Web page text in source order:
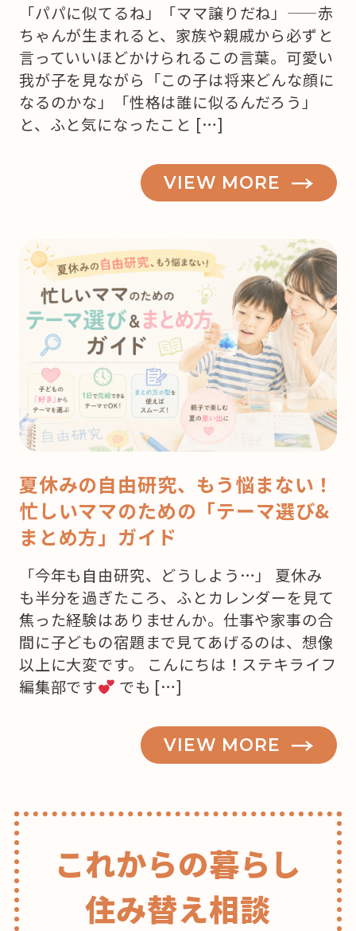
「パパに似てるね」「ママ譲りだね」——赤
ちゃんが生まれると、家族や親戚から必ずと
言っていいほどかけられるこの言葉。可愛い
我が子を見ながら「この子は将来どんな顔に
なるのかな」「性格は誰に似るんだろう」
と、ふと気になったこと […]
VIEW MORE
夏休みの自由研究、もう悩まない！
忙しいママのための「テーマ選び&
まとめ方」ガイド
「今年も自由研究、どうしよう…」 夏休み
も半分を過ぎたころ、ふとカレンダーを見て
焦った経験はありませんか。仕事や家事の合
間に子どもの宿題まで見てあげるのは、想像
以上に大変です。 こんにちは！ステキライフ
編集部です
でも […]
VIEW MORE
これからの暮らし
住み替え相談